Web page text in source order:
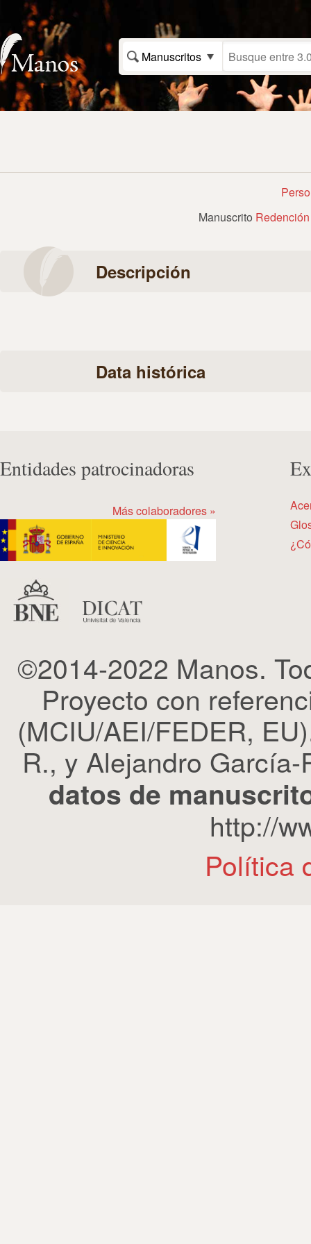
Manuscritos
Manuscrito
Descripción
Data histórica
Entidades patrocinadoras
Más colaboradores »
©2014-2022 Manos.
Proyecto con
(MCIU/AEI/FEDER,
R., y Alejandro
datos de
http://
Política